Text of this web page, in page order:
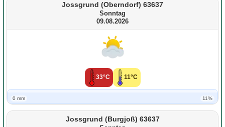
Jossgrund (Oberndorf) 63637
Sonntag
09.08.2026
33°C 11°C
0 mm 11%
Jossgrund (Burgjoß) 63637